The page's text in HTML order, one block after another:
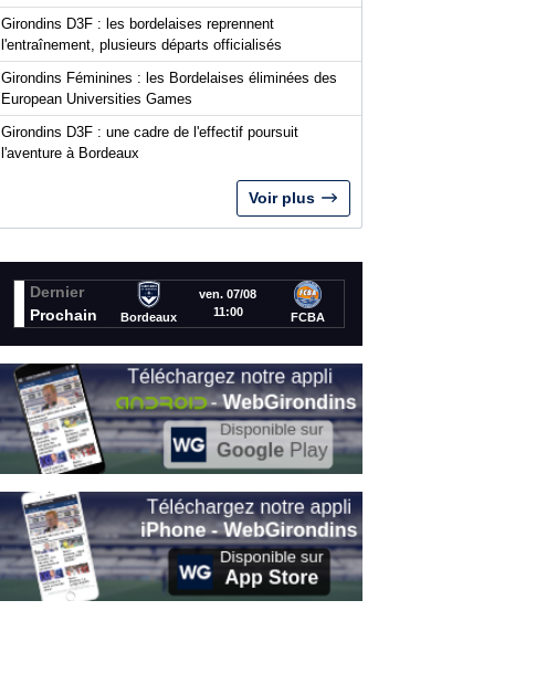
Girondins D3F : les bordelaises reprennent
l'entraînement, plusieurs départs officialisés
Girondins Féminines : les Bordelaises éliminées des
European Universities Games
Girondins D3F : une cadre de l'effectif poursuit
l'aventure à Bordeaux
Voir plus
Dernier
Prochain
Bordeaux
ven. 07/08
11:00
FCBA